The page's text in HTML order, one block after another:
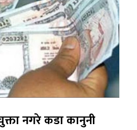
नगरे कडा कानुनी